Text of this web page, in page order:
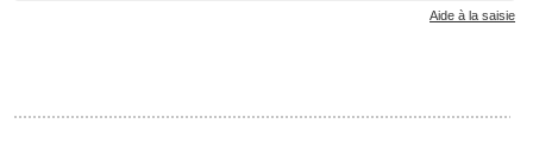
Aide à la saisie